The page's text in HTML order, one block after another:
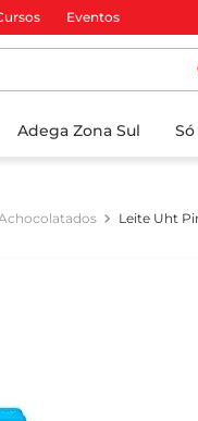
Eventos
Adega Zona Sul
Leite Uht